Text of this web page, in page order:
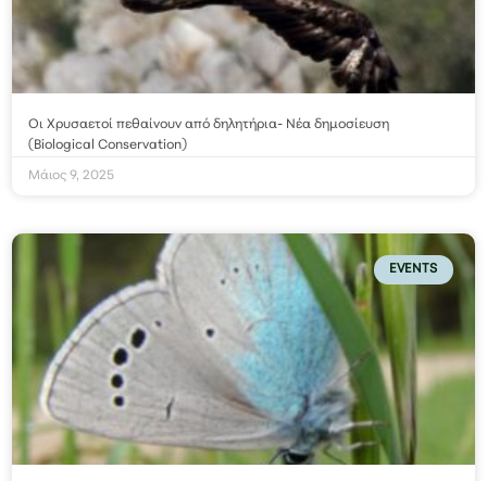
Οι Χρυσαετοί πεθαίνουν από δηλητήρια- Νέα δημοσίευση
(Biological Conservation)
Μάιος 9, 2025
EVENTS